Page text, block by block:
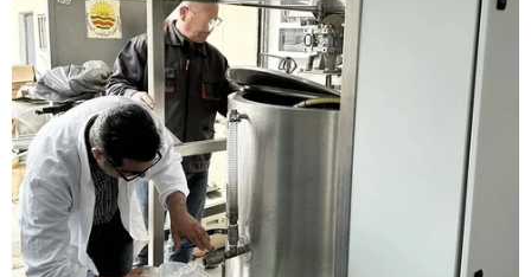
Quảng Trị: Phát hiện nhiều vụ khai thác
gỗ trái phép tại xã A Xing
16/11/2017 04:25
Hạt Kiểm lâm huyện Hướng Hóa, tỉnh Quảng Trị cho
biết đơn vị vừa thu giữ 4,67m3 gỗ hương quý bị khai
thác trái phép tại khu rừng thuộc thôn Cu Rông, xã A
Xing, huyện Hướng Hóa.